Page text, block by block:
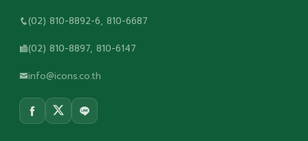
(02) 810-8892-6, 810-6687
(02) 810-8897, 810-6147
info@icons.co.th